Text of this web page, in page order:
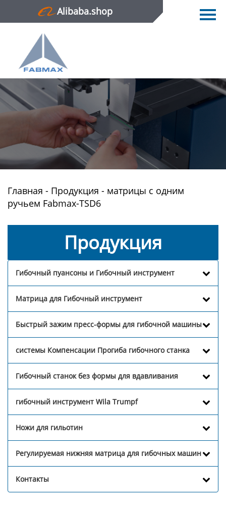
Alibaba.shop
Главная
Продукция
Новости
О нас
Контактная информация
Главная - Продукция - матрицы с одним
ручьем Fabmax-TSD6
Продукция
Гибочный пуансоны и Гибочный инструмент
Матрица для Гибочный инструмент
Быстрый зажим пресс-формы для гибочной машины
системы Компенсации Прогиба гибочного станка
Гибочный станок без формы для вдавливания
гибочный инструмент Wila Trumpf
Ножи для гильотин
Регулируемая нижняя матрица для гибочных машин
Контакты